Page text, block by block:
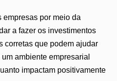
empresas por meio da
a fazer os investimentos
corretas que podem ajudar
ambiente empresarial
impactam positivamente